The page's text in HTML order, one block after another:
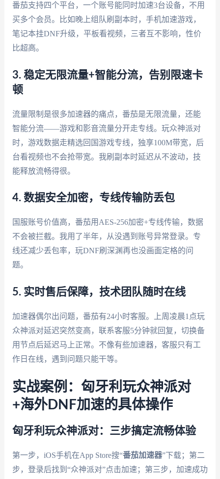
番茄支持四个平台，一个账号能同时加速3台设备，不用
买多个会员。比如晚上组队刷副本时，手机加速游戏，
笔记本挂DNF升级，平板看视频，三者互不影响，性价
比超高。
3. 稳定无限流量+智能分流，告别限速卡
顿
流量限制是很多加速器的痛点，番茄是无限流量，还能
智能分流——游戏和影音流量分开走专线。玩众神派对
时，游戏数据走精选回国游戏专线，独享100M带宽，后
台看视频也不会抢带宽。我刷副本时延迟从不波动，技
能释放流畅得很。
4. 数据安全加密，专线传输防丢包
国服账号价值高，番茄用AES-256加密+专线传输，数据
不会被拦截。我用了半年，从没遇到账号异常登录。专
线还减少丢包率，玩DNF刷深渊再也没画面定格的问
题。
5. 实时售后保障，技术团队随时在线
加速器偶尔出问题，番茄有24小时客服。上周凌晨1点玩
众神派对延迟突然变高，联系客服5分钟就回复，切换备
用节点后延迟马上正常。不像有些加速器，客服只有工
作日在线，遇到问题只能干等。
实战案例：匈牙利玩众神派对
+海外DNF加速的具体操作
匈牙利玩众神派对：三步搞定流畅体验
第一步，iOS手机在App Store搜“番茄加速器”下载；第二
步，登录后找到“众神派对”点击加速；第三步，加速成功